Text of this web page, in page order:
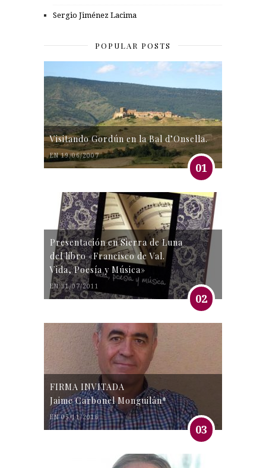
Sergio Jiménez Lacima
POPULAR POSTS
Visitando Gordún en la Bal d’Onsella.
EN 19/06/2007
01
Presentación en Sierra de Luna
del libro «Francisco de Val.
Vida, Poesía y Música»
EN 31/07/2011
02
FIRMA INVITADA
Jaime Carbonel Monguilán*
EN 05/11/2016
03